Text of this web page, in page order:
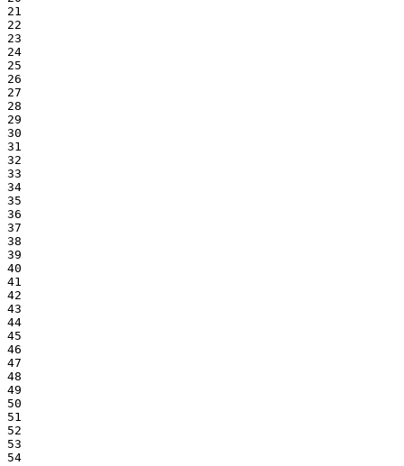
21
22
23
24
25
26
27
28
29
30
31
32
33
34
35
36
37
38
39
40
41
42
43
44
45
46
47
48
49
50
51
52
53
54